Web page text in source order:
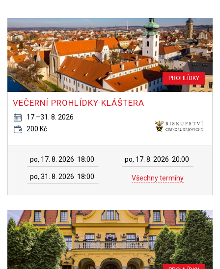
PROHLÍDKY
VEČERNÍ PROHLÍDKY KLÁŠTERA
17.–31. 8. 2026
200 Kč
po, 17. 8. 2026 18:00 po, 17. 8. 2026 20:00
po, 31. 8. 2026 18:00 Všechny termíny